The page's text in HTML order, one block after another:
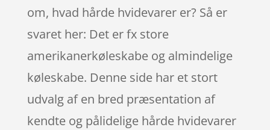
om, hvad hårde hvidevarer er? Så er
svaret her: Det er fx store
amerikanerkøleskabe og almindelige
køleskabe. Denne side har et stort
udvalg af en bred præsentation af
kendte og pålidelige hårde hvidevarer